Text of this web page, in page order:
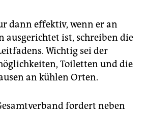
dann effektiv, wenn er an
ausgerichtet ist, schreiben die
Wichtig sei der
Toiletten und die
an kühlen Orten.
fordert neben